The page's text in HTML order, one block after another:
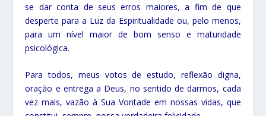
se dar conta de seus erros maiores, a fim de que
desperte para a Luz da Espiritualidade ou, pelo menos,
para um nível maior de bom senso e maturidade
psicológica.
Para todos, meus votos de estudo, reflexão digna,
oração e entrega a Deus, no sentido de darmos, cada
vez mais, vazão à Sua Vontade em nossas vidas, que